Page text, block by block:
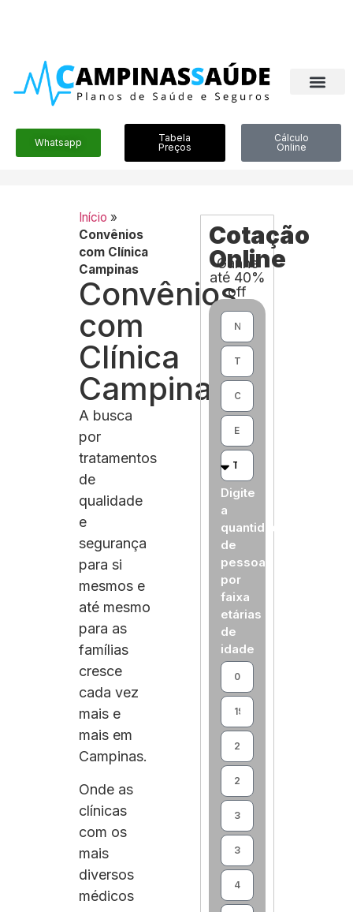
Whatsapp
Tabela
Preços
Cálculo
Online
Início »
Convênios
com Clínica
Campinas
Convênios
com
Clínica
Campinas
A busca
por
tratamentos
de
qualidade
e
segurança
para si
mesmos e
até mesmo
para as
famílias
cresce
cada vez
mais e
mais em
Campinas.
Onde as
clínicas
com os
mais
diversos
médicos
Cotação
Online
Ganhe
até 40%
off
Digite
a
quantidade
de
pessoas
por
faixa
etárias
de
idade